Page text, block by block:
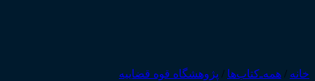
خانه / همه‌ـ‌کتاب‌ها / پژوهشگاه قوه قضاییه